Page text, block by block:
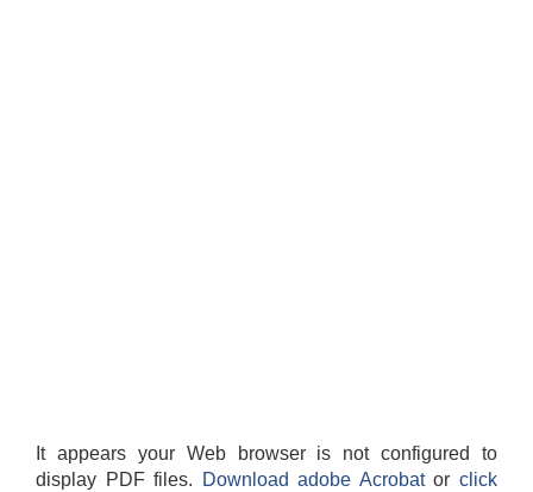
It appears your Web browser is not configured to
display PDF files.
Download adobe Acrobatorclick